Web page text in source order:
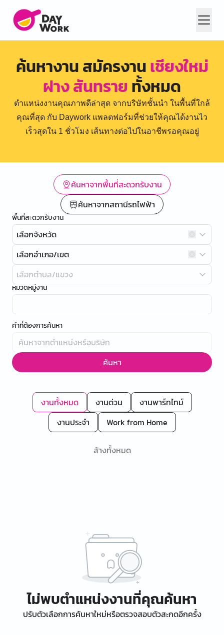
ค้นหางาน สมัครงานเชียงใหม่
ฝาง สันทรายทั้งหมด
ตำแหน่งงานคุณภาพดีล่าสุด จากบริษัทชั้นนำ ในพื้นที่ใกล้
คุณที่สุด กับ Daywork แพลตฟอร์มที่ช่วยให้คุณได้งานไว
เร็วสุดใน 1 ชั่วโมง เส้นทางต่อไปในอาชีพรอคุณอยู่
ค้นหาจากพื้นที่สะดวกรับงาน
ค้นหาจากสถานีรถไฟฟ้า
พื้นที่สะดวกรับงาน
เลือกจังหวัด
เลือกอำเภอ/เขต
เลือกตำบล/แขวง
หมวดหมู่งาน
คำที่ต้องการค้นหา
ค้นหา
งานทั้งหมด งานด่วน
งานพาร์ทไทม์
งานประจำ
Work from Home
ล้างทั้งหมด
ไม่พบตำแหน่งงานที่คุณค้นหา
ปรับตัวเลือกการค้นหาใหม่หรือตรวจสอบตัวสะกดอีกครั้ง